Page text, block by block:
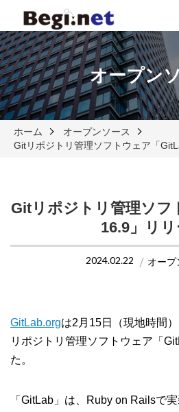
オープン
ホーム
オープンソース
Gitリポジトリ管理ソフトウェア「
Gitリポジトリ管理ソフ
16.9」リリ
2024.02.22 オープ
GitLab.orgは2月15日（現地時間
リポジトリ管理ソフトウェア「
た。
「GitLab」は、Ruby on Railsで